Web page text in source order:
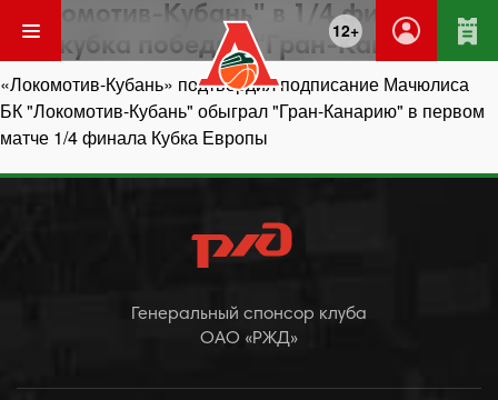
12+
"Локомотив-Кубань" в 1/4 финала
Еврокубка победил "Гран-Канарию"
Навигация
по
записям
«Локомотив-Кубань» подтвердил подписание Мачюлиса
БК "Локомотив-Кубань" обыграл "Гран-Канарию" в первом
матче 1/4 финала Кубка Европы
Генеральный спонсор клуба
ОАО «РЖД»